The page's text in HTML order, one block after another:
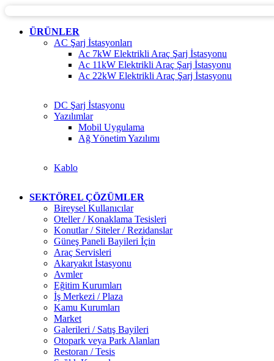
ÜRÜNLER
AC Şarj İstasyonları
Ac 7kW Elektrikli Araç Şarj İstasyonu
Ac 11kW Elektrikli Araç Şarj İstasyonu
Ac 22kW Elektrikli Araç Şarj İstasyonu
DC Şarj İstasyonu
Yazılımlar
Mobil Uygulama
Ağ Yönetim Yazılımı
Kablo
SEKTÖREL ÇÖZÜMLER
Bireysel Kullanıcılar
Oteller / Konaklama Tesisleri
Konutlar / Siteler / Rezidanslar
Güneş Paneli Bayileri İçin
Araç Servisleri
Akaryakıt İstasyonu
Avmler
Eğitim Kurumları
İş Merkezi / Plaza
Kamu Kurumları
Market
Galerileri / Satış Bayileri
Otopark veya Park Alanları
Restoran / Tesis